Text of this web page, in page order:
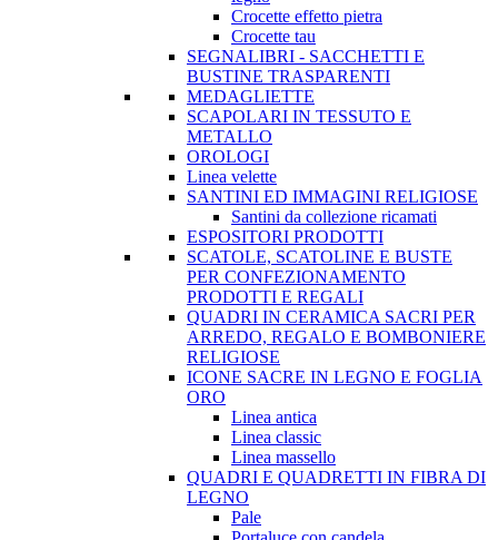
Crocette effetto pietra
Crocette tau
SEGNALIBRI - SACCHETTI E
BUSTINE TRASPARENTI
MEDAGLIETTE
SCAPOLARI IN TESSUTO E
METALLO
OROLOGI
Linea velette
SANTINI ED IMMAGINI RELIGIOSE
Santini da collezione ricamati
ESPOSITORI PRODOTTI
SCATOLE, SCATOLINE E BUSTE
PER CONFEZIONAMENTO
PRODOTTI E REGALI
QUADRI IN CERAMICA SACRI PER
ARREDO, REGALO E BOMBONIERE
RELIGIOSE
ICONE SACRE IN LEGNO E FOGLIA
ORO
Linea antica
Linea classic
Linea massello
QUADRI E QUADRETTI IN FIBRA DI
LEGNO
Pale